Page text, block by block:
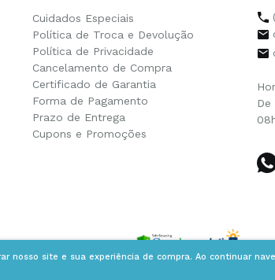
nosso site e sua experiência de compra. Ao continuar
Cuidados Especiais
Política de Troca e Devolução
Política de Privacidade
Cancelamento de Compra
Certificado de Garantia
Forma de Pagamento
Prazo de Entrega
Cupons e Promoções